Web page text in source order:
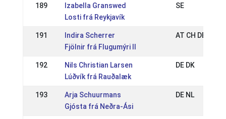
189
Izabella Granswed
Losti frá Reykjavík
SE
191
Indira Scherrer
Fjölnir frá Flugumýri II
AT CH DE
192
Nils Christian Larsen
Lúðvík frá Rauðalæk
DE DK
193
Arja Schuurmans
Gjósta frá Neðra-Ási
DE NL